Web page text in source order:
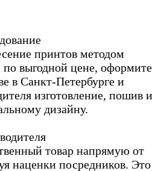
принтов методом
выгодной цене, оформите
в Санкт-Петербурге и
изготовление, пошив и
дизайну.
товар напрямую от
наценки посредников. Это